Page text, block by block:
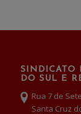
SINDICATO
DO SUL E
Rua 7 de
Santa Cruz